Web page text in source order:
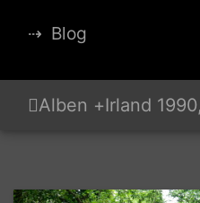
⇢ Blog
Alben +Irland